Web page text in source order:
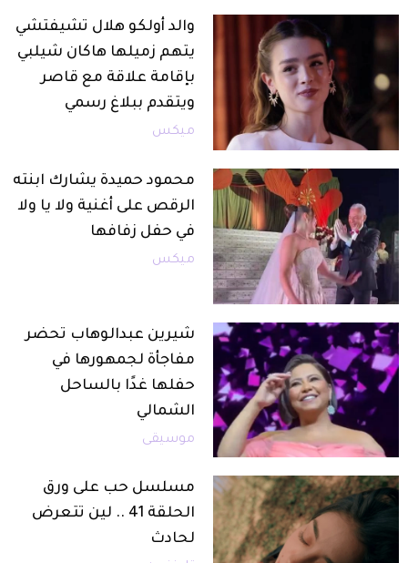
والد أولكو هلال تشيفتشي
يتهم زميلها هاكان شيلبي
بإقامة علاقة مع قاصر
ويتقدم ببلاغ رسمي
ميكس
محمود حميدة يشارك ابنته
الرقص على أغنية ولا يا ولا
في حفل زفافها
ميكس
شيرين عبدالوهاب تحضر
مفاجأة لجمهورها في
حفلها غدًا بالساحل
الشمالي
موسيقى
مسلسل حب على ورق
الحلقة 41 .. لين تتعرض
لحادث